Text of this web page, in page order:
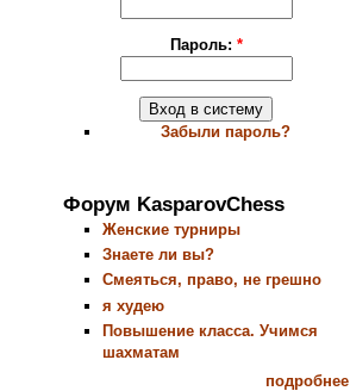
Пароль: *
Забыли пароль?
Форум KasparovChess
Женские турниры
Знаете ли вы?
Смеяться, право, не грешно
я худею
Повышение класса. Учимся
шахматам
подробнее